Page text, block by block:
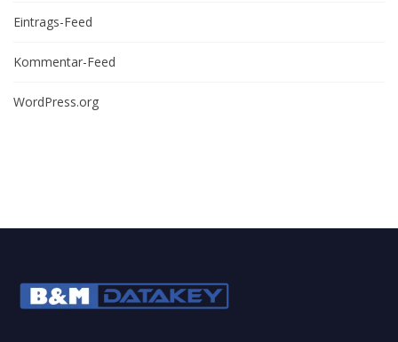
Eintrags-Feed
Kommentar-Feed
WordPress.org